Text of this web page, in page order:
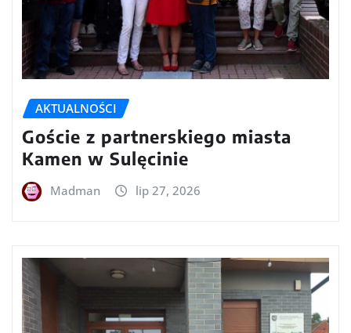
AKTUALNOŚCI
Goście z partnerskiego miasta
Kamen w Sulęcinie
Madman lip 27, 2026